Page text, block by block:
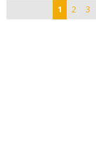
1 2 3